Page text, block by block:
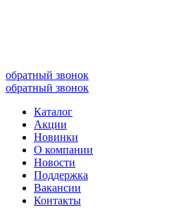
обратный звонок
обратный звонок
Каталог
Акции
Новинки
О компании
Новости
Поддержка
Вакансии
Контакты